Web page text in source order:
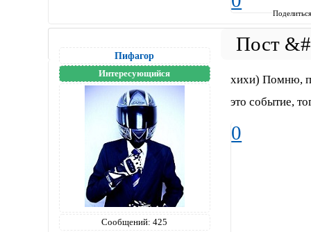
Пифагор
Интересующийся
Сообщений: 425
хихи) Помню,
это событие,
0